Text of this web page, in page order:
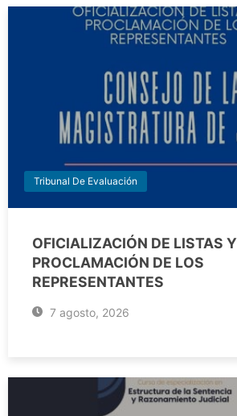
Tribunal De Evaluación
OFICIALIZACIÓN DE LISTAS Y
PROCLAMACIÓN DE LOS
REPRESENTANTES
7 agosto, 2026